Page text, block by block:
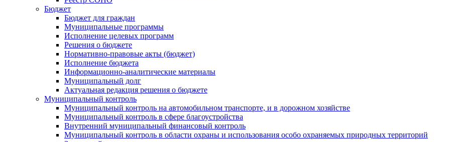
Бюджет
Бюджет для граждан
Муниципальные программы
Исполнение целевых программ
Решения о бюджете
Нормативно-правовые акты (бюджет)
Исполнение бюджета
Информационно-аналитические материалы
Муниципальный долг
Актуальная редакция решения о бюджете
Муниципальный контроль
Муниципальный контроль на автомобильном транспорте, и в дорожном хозяйстве
Муниципальный контроль в сфере благоустройства
Внутренний муниципальный финансовый контроль
Муниципальный контроль в области охраны и использования особо охраняемых природных территорий